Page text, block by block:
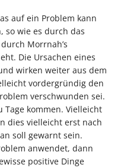
auf ein Problem kann
so wie es durch das
Morrnah’s
Die Ursachen eines
wirken weiter aus dem
vordergründig den
verschwunden sei.
Tage kommen. Vielleicht
dies vielleicht erst nach
soll gewarnt sein.
anwendet, dann
positive Dinge